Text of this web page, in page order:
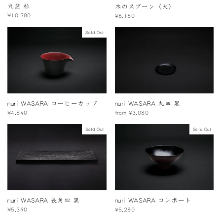
丸盆 杉
¥10,780
木のスプーン（大）
¥6,160
Sold Out
nuri WASARA コーヒーカップ
¥4,840
nuri WASARA 丸皿 黒
from ¥3,080
Sold Out
nuri WASARA 長角皿 黒
¥5,390
Sold Out
nuri WASARA コンポート
¥5,280